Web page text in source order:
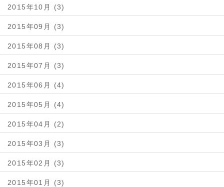
2015年10月 (3)
2015年09月 (3)
2015年08月 (3)
2015年07月 (3)
2015年06月 (4)
2015年05月 (4)
2015年04月 (2)
2015年03月 (3)
2015年02月 (3)
2015年01月 (3)